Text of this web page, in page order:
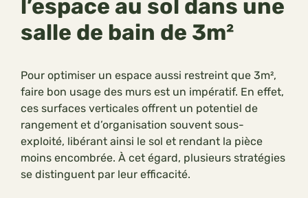
l’espace au sol dans une
salle de bain de 3m²
Pour optimiser un espace aussi restreint que 3m²,
faire bon usage des murs est un impératif. En effet,
ces surfaces verticales offrent un potentiel de
rangement et d’organisation souvent sous-
exploité, libérant ainsi le sol et rendant la pièce
moins encombrée. À cet égard, plusieurs stratégies
se distinguent par leur efficacité.